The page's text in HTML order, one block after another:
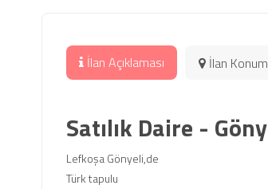
İlan Açıklaması İlan
Satılık Daire -
Lefkoşa Gönyeli,de
Türk tapulu